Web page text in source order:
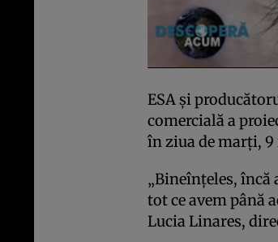
ESA și
comercială a
în ziua de marți, 9
„Bineînțeles, încă
tot ce avem până
Lucia Linares,